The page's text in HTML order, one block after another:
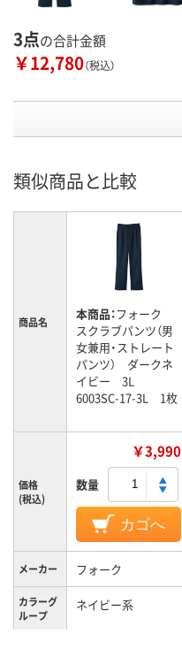
3点の合計金額
￥12,780（税込）
類似商品と比較
商品名 本商品：フォーク
スクラブパンツ（男
女兼用・ストレート
パンツ） ダークネ
イビー 3L
6003SC-17-3L 1枚
価格
(税込)
￥3,990
数量
カゴへ
メーカー フォーク
カラーグ
ループ
ネイビー系